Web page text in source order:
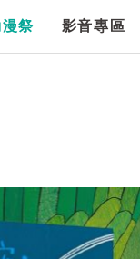
祭 影音專區